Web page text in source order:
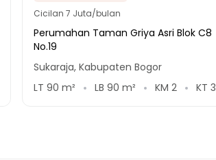
Cicilan7 Juta/bulan
Perumahan Taman Griya Asri Blok C8
No.19
Sukaraja, Kabupaten Bogor
LT90 m² LB90 m² KM2 KT3